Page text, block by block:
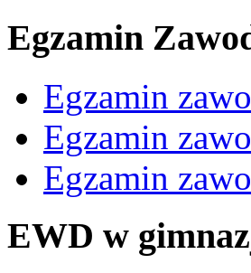
Egzamin
Egzamin
Egzamin
Egzamin
EWD w